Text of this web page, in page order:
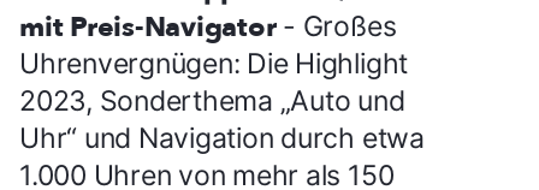
mit Preis-Navigator - Großes
Uhrenvergnügen: Die Highlight
2023, Sonderthema „Auto und
Uhr“ und Navigation durch etwa
1.000 Uhren von mehr als 150